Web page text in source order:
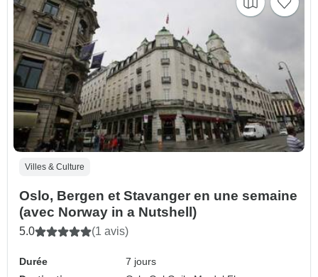
Villes & Culture
Oslo, Bergen et Stavanger en une semaine
(avec Norway in a Nutshell)
5.0 (1 avis)
Durée
7 jours